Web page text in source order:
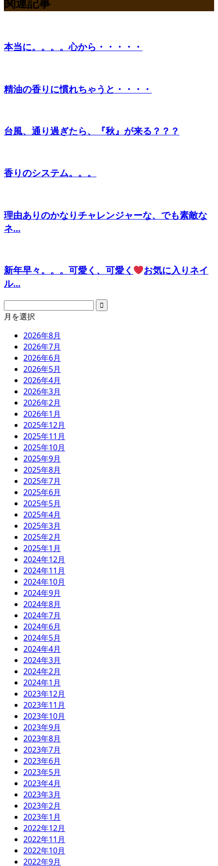
本当に。。。。心から・・・・・
精油の香りに慣れちゃうと・・・・
台風、通り過ぎたら、『秋』が来る？？？
香りのシステム。。。
理由ありのかなりチャレンジャーな、でも素敵な
ネ...
新年早々。。。可愛く、可愛く
お気に入りネイ
ル...
月を選択
2026年8月
2026年7月
2026年6月
2026年5月
2026年4月
2026年3月
2026年2月
2026年1月
2025年12月
2025年11月
2025年10月
2025年9月
2025年8月
2025年7月
2025年6月
2025年5月
2025年4月
2025年3月
2025年2月
2025年1月
2024年12月
2024年11月
2024年10月
2024年9月
2024年8月
2024年7月
2024年6月
2024年5月
2024年4月
2024年3月
2024年2月
2024年1月
2023年12月
2023年11月
2023年10月
2023年9月
2023年8月
2023年7月
2023年6月
2023年5月
2023年4月
2023年3月
2023年2月
2023年1月
2022年12月
2022年11月
2022年10月
2022年9月